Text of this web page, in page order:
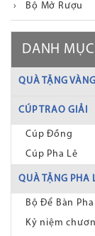
› Bộ Mở Rượu
DANH MỤC
QUÀ TẶNG
CÚP TRAO GIẢI
Cúp Đồng
Cúp Pha Lê
QUÀ TẶNG PHA
Bộ Để Bàn Pha
Kỷ niệm